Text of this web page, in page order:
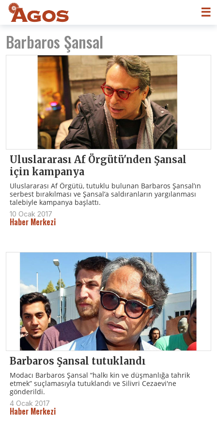
☰
Barbaros Şansal
Uluslararası Af Örgütü'nden Şansal
için kampanya
Uluslararası Af Örgütü, tutuklu bulunan Barbaros Şansal’ın
serbest bırakılması ve Şansal’a saldıranların yargılanması
talebiyle kampanya başlattı.
10 Ocak 2017
Haber Merkezi
Barbaros Şansal tutuklandı
Modacı Barbaros Şansal “halkı kin ve düşmanlığa tahrik
etmek” suçlamasıyla tutuklandı ve Silivri Cezaevi'ne
gönderildi.
4 Ocak 2017
Haber Merkezi